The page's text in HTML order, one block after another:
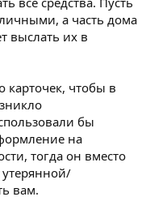
а часть дома
выслать их в
карточек, чтобы в
бы
на
тогда он вместо
утерянной/
вам.